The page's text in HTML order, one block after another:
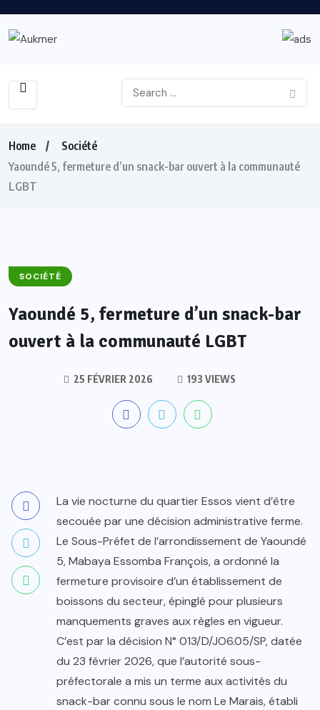
Home
Société
Yaoundé 5, fermeture d’un snack-bar ouvert à la communauté
LGBT
SOCIÉTÉ
Yaoundé 5, fermeture d’un snack-bar
ouvert à la communauté LGBT
25 FÉVRIER 2026 193 VIEWS
La vie nocturne du quartier Essos vient d’être
secouée par une décision administrative ferme.
Le Sous-Préfet de l’arrondissement de Yaoundé
5, Mabaya Essomba François, a ordonné la
fermeture provisoire d’un établissement de
boissons du secteur, épinglé pour plusieurs
manquements graves aux règles en vigueur.
C’est par la décision N° 013/D/JO6.05/SP, datée
du 23 février 2026, que l’autorité sous-
préfectorale a mis un terme aux activités du
snack-bar connu sous le nom Le Marais, établi